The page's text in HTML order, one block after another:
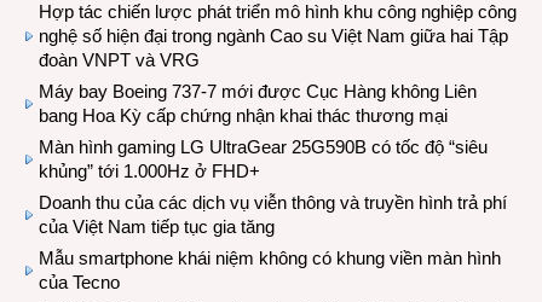
Hợp tác chiến lược phát triển mô hình khu công nghiệp công
nghệ số hiện đại trong ngành Cao su Việt Nam giữa hai Tập
đoàn VNPT và VRG
Máy bay Boeing 737-7 mới được Cục Hàng không Liên
bang Hoa Kỳ cấp chứng nhận khai thác thương mại
Màn hình gaming LG UltraGear 25G590B có tốc độ “siêu
khủng” tới 1.000Hz ở FHD+
Doanh thu của các dịch vụ viễn thông và truyền hình trả phí
của Việt Nam tiếp tục gia tăng
Mẫu smartphone khái niệm không có khung viền màn hình
của Tecno